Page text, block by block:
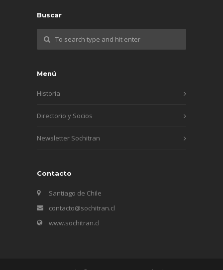
Buscar
Menú
Historia
Directorio y Socios
Newsletter Sochitran
Contacto
Santiago de Chile
contacto@sochitran.cl
www.sochitran.cl